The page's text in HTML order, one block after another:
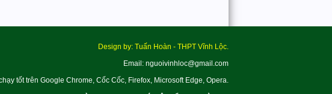
Design by: Tuấn Hoàn - THPT Vĩnh Lộc.
Email: nguoivinhloc@gmail.com
tốt trên Google Chrome, Cốc Cốc, Firefox, Microsoft Edge, Opera.